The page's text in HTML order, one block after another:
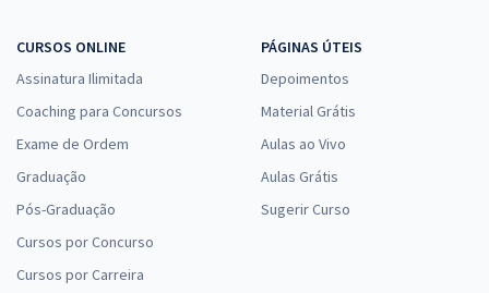
CURSOS ONLINE
Assinatura Ilimitada
Coaching para Concursos
Exame de Ordem
Graduação
Pós-Graduação
Cursos por Concurso
Cursos por Carreira
PÁGINAS ÚTEIS
Depoimentos
Material Grátis
Aulas ao Vivo
Aulas Grátis
Sugerir Curso